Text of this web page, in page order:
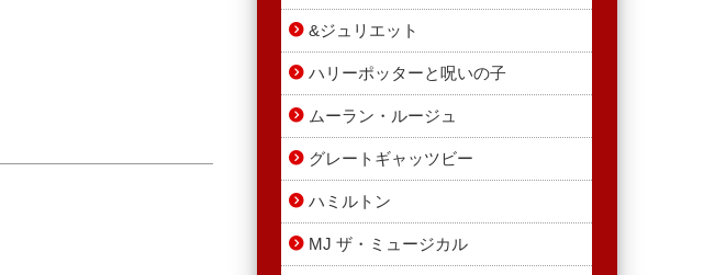
&ジュリエット
ハリーポッターと呪いの子
ムーラン・ルージュ
グレートギャッツビー
ハミルトン
MJ ザ・ミュージカル